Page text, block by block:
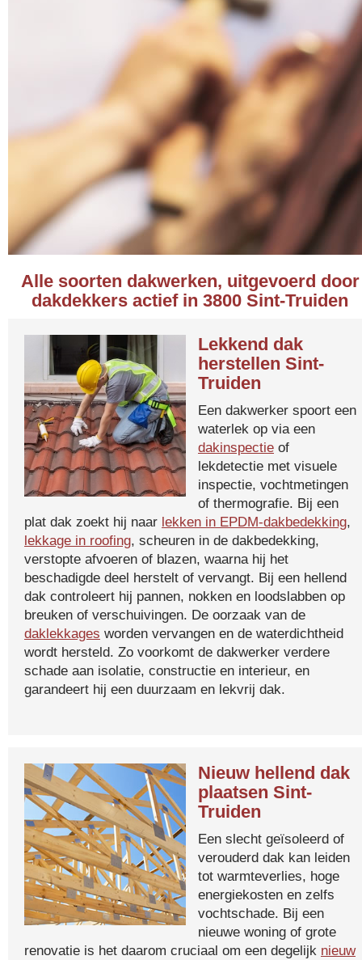
Alle soorten dakwerken, uitgevoerd door
dakdekkers actief in 3800 Sint-Truiden
Lekkend dak
herstellen Sint-
Truiden
Een dakwerker spoort een
waterlek op via een
dakinspectie of
lekdetectie met visuele
inspectie, vochtmetingen
of thermografie. Bij een
plat dak zoekt hij naar lekken in EPDM-dakbedekking,
lekkage in roofing, scheuren in de dakbedekking,
verstopte afvoeren of blazen, waarna hij het
beschadigde deel herstelt of vervangt. Bij een hellend
dak controleert hij pannen, nokken en loodslabben op
breuken of verschuivingen. De oorzaak van de
daklekkages worden vervangen en de waterdichtheid
wordt hersteld. Zo voorkomt de dakwerker verdere
schade aan isolatie, constructie en interieur, en
garandeert hij een duurzaam en lekvrij dak.
Nieuw hellend dak
plaatsen Sint-
Truiden
Een slecht geïsoleerd of
verouderd dak kan leiden
tot warmteverlies, hoge
energiekosten en zelfs
vochtschade. Bij een
nieuwe woning of grote
renovatie is het daarom cruciaal om een degelijk nieuw